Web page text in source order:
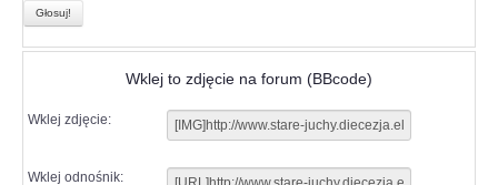
Wklej to zdjęcie na forum (BBcode)
Wklej zdjęcie:
Wklej odnośnik: